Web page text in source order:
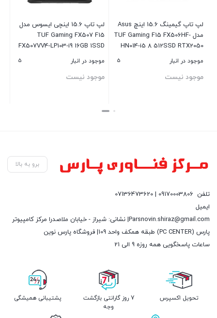
لپ تاپ گیمینگ 15.6 اینچ Asus
مدل TUF Gaming F15 FX506HF-
HN014-i5 8 512SSD RTX2050
موجود در انبار 5
موجود نیست
لپ تاپ 15.6 اینچی ایسوس مدل
TUF Gaming FX507 F15
FX507VV4-LP103-i9 16GB 1SSD
موجود در انبار 5
موجود نیست
بستن
برو به بالا
تلفن 09170003806 | 07136473620
ایمیل
Parsnovin.shiraz@gmail.com| نشانی: شیراز - خیابان ملاصدرا مرکز کامپیوتر
پارس (PC CENTER) طبقه همکف واحد 109| فروشگاه پارس نوین
ساعات پاسخگویی همه روزه 9 الی 21
تحویل اکسپرس
7 روز گارانتی بازگشت
وجه
پشتیبانی همیشگی